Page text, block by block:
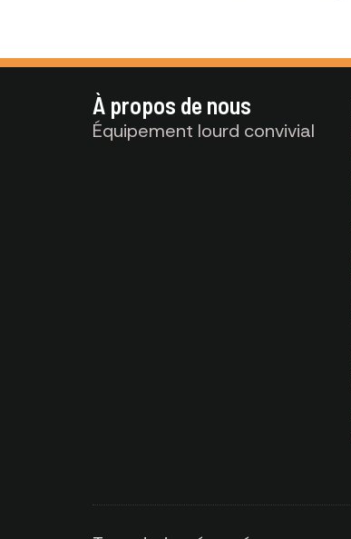
À propos de nous
Équipement lourd convivial